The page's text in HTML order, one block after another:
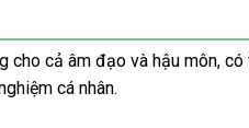
cả âm đạo và hậu môn,
cá nhân.